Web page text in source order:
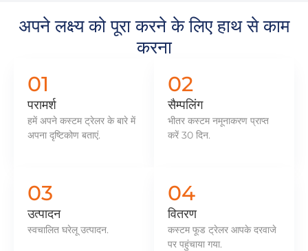
अपने लक्ष्य को पूरा करने के लिए हाथ से काम
करना
01
परामर्श
हमें अपने कस्टम ट्रेलर के बारे में
अपना दृष्टिकोण बताएं.
02
सैम्पलिंग
भीतर कस्टम नमूनाकरण प्राप्त
करें 30 दिन.
03
उत्पादन
स्वचालित घरेलू उत्पादन.
04
वितरण
कस्टम फूड ट्रेलर आपके दरवाजे
पर पहुंचाया गया.